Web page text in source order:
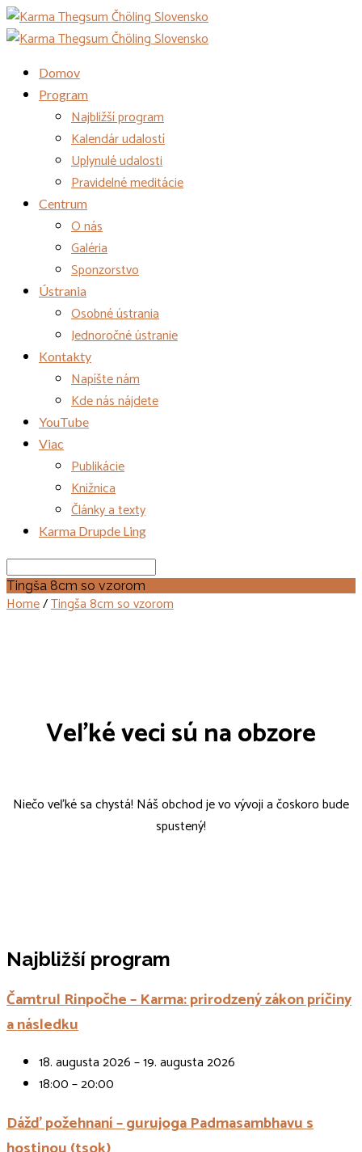
Domov
Program
Najbližší program
Kalendár udalostí
Uplynulé udalosti
Pravidelné meditácie
Centrum
O nás
Galéria
Sponzorstvo
Ústrania
Osobné ústrania
Jednoročné ústranie
Kontakty
Napíšte nám
Kde nás nájdete
YouTube
Viac
Publikácie
Knižnica
Články a texty
Karma Drupde Ling
Search
Tingša 8cm so vzorom
Home/Tingša 8cm so vzorom
Veľké veci sú na obzore
Niečo veľké sa chystá! Náš obchod je vo vývoji a čoskoro bude
spustený!
Najbližší program
Čamtrul Rinpočhe – Karma: prirodzený zákon príčiny
a následku
18. augusta 2026 – 19. augusta 2026
18:00 – 20:00
Dážď požehnaní – gurujoga Padmasambhavu s